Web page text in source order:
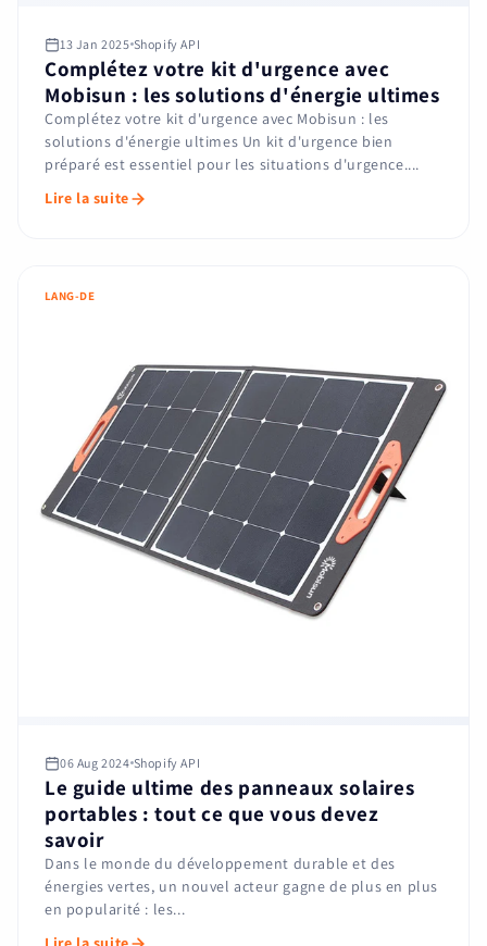
13 Jan 2025 Shopify API
Complétez votre kit d'urgence avec
Mobisun : les solutions d'énergie ultimes
Complétez votre kit d'urgence avec Mobisun : les
solutions d'énergie ultimes Un kit d'urgence bien
préparé est essentiel pour les situations d'urgence....
Lire la suite
LANG-DE
06 Aug 2024 Shopify API
Le guide ultime des panneaux solaires
portables : tout ce que vous devez
savoir
Dans le monde du développement durable et des
énergies vertes, un nouvel acteur gagne de plus en plus
en popularité : les...